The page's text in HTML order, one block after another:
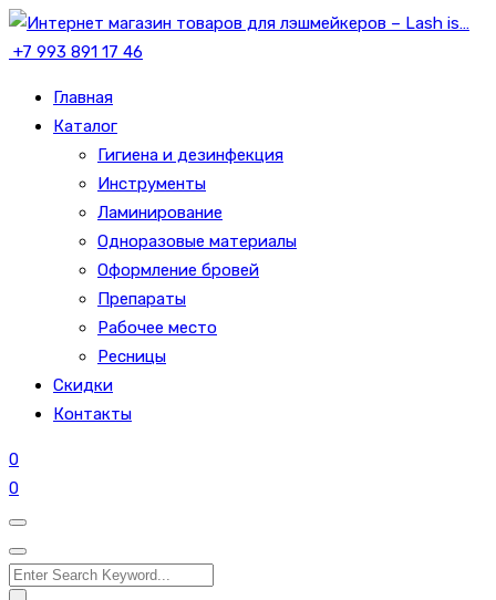
+7 993 891 17 46
Главная
Каталог
Гигиена и дезинфекция
Инструменты
Ламинирование
Одноразовые материалы
Оформление бровей
Препараты
Рабочее место
Ресницы
Скидки
Контакты
0
0
Search